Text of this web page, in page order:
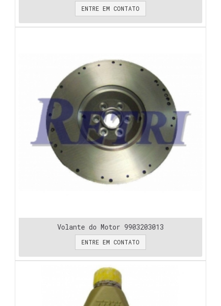
ENTRE EM CONTATO
Volante do Motor 9903203013
ENTRE EM CONTATO